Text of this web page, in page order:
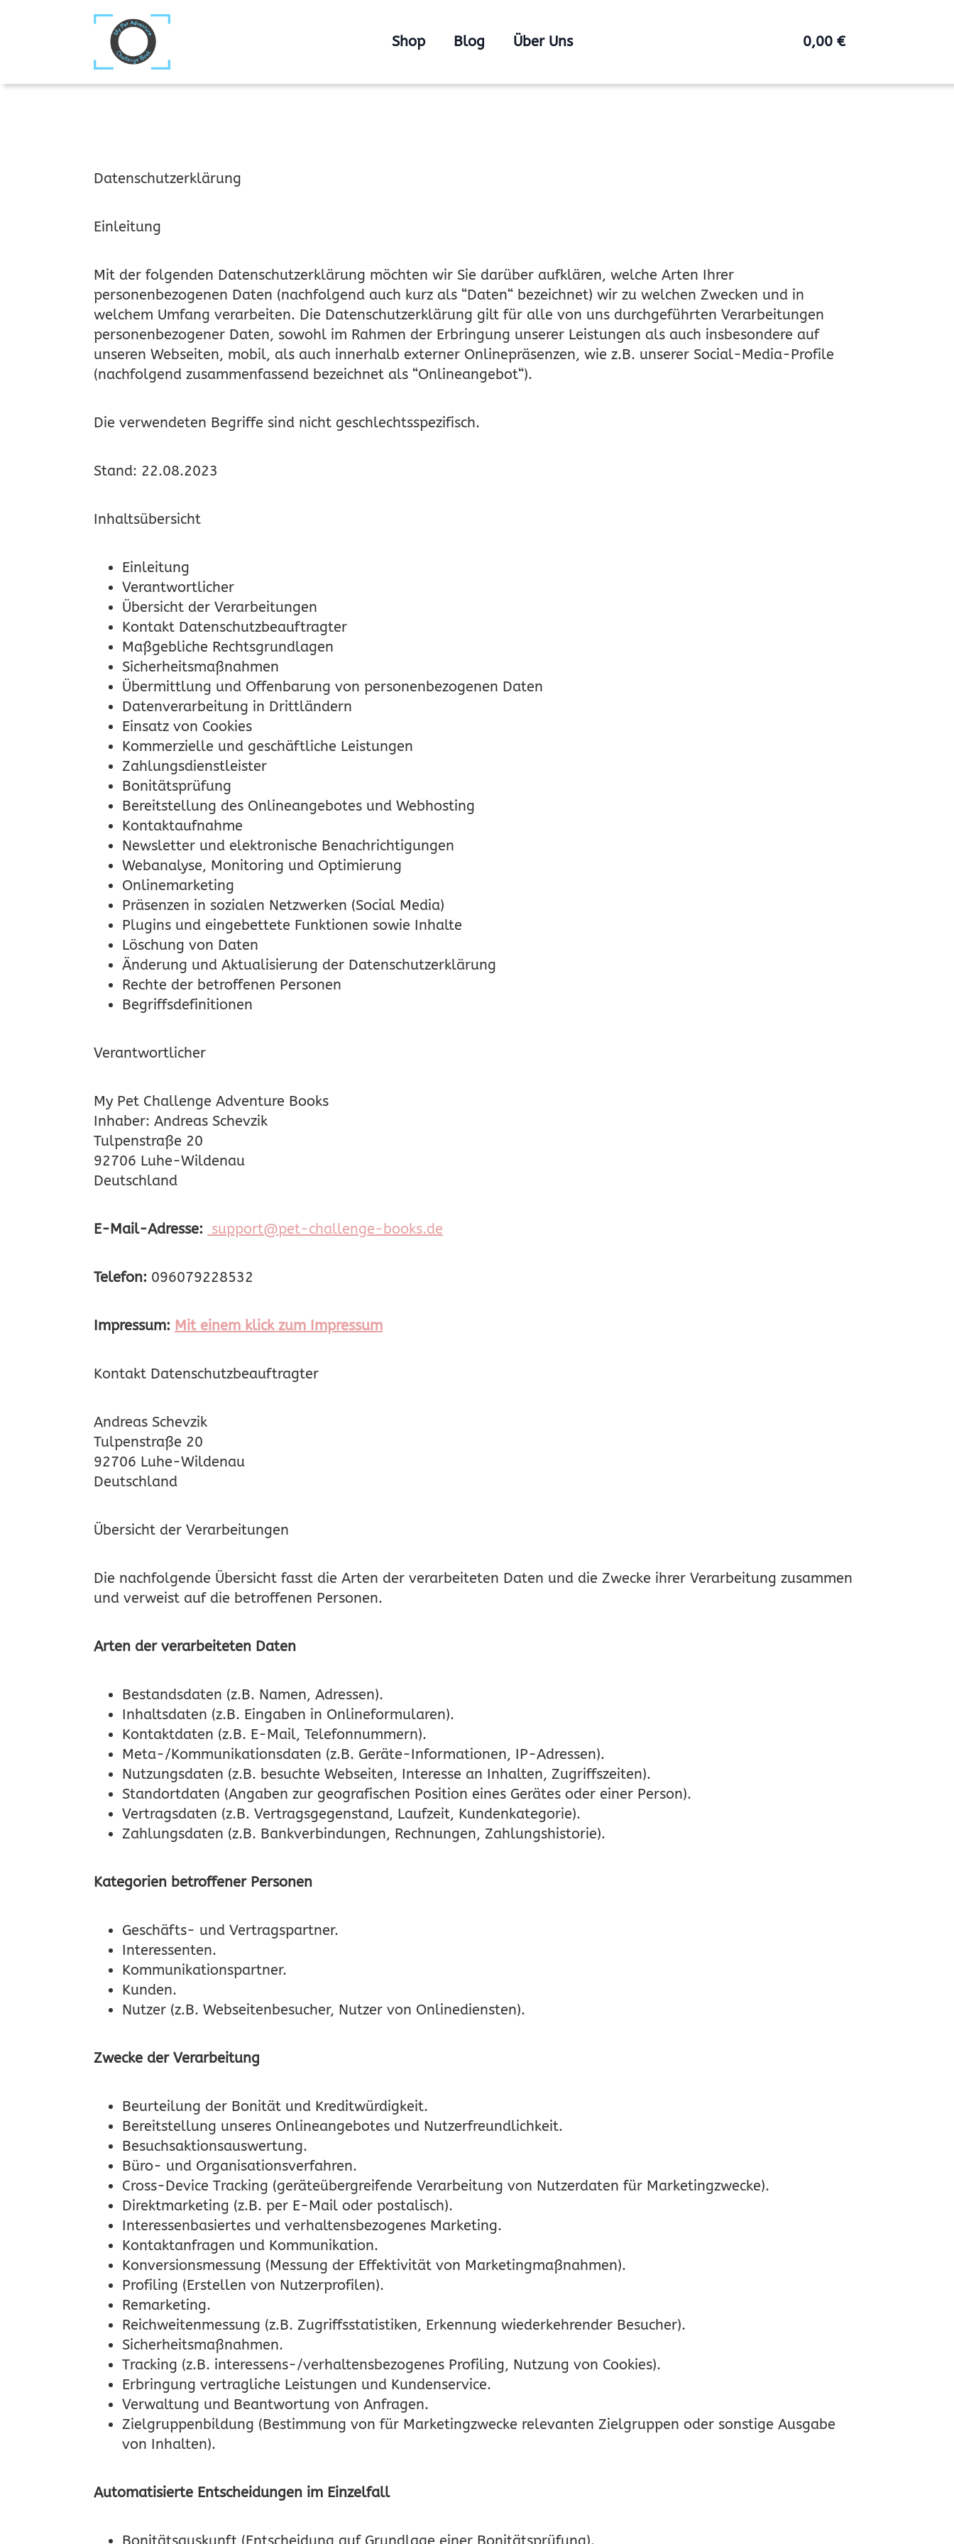
Shop Blog Über Uns 0,00 €
Datenschutzerklärung
Einleitung
Mit der folgenden Datenschutzerklärung möchten wir Sie darüber aufklären, welche Arten Ihrer
personenbezogenen Daten (nachfolgend auch kurz als “Daten“ bezeichnet) wir zu welchen Zwecken und in
welchem Umfang verarbeiten. Die Datenschutzerklärung gilt für alle von uns durchgeführten Verarbeitungen
personenbezogener Daten, sowohl im Rahmen der Erbringung unserer Leistungen als auch insbesondere auf
unseren Webseiten, mobil, als auch innerhalb externer Onlinepräsenzen, wie z.B. unserer Social-Media-Profile
(nachfolgend zusammenfassend bezeichnet als “Onlineangebot“).
Die verwendeten Begriffe sind nicht geschlechtsspezifisch.
Stand: 22.08.2023
Inhaltsübersicht
Einleitung
Verantwortlicher
Übersicht der Verarbeitungen
Kontakt Datenschutzbeauftragter
Maßgebliche Rechtsgrundlagen
Sicherheitsmaßnahmen
Übermittlung und Offenbarung von personenbezogenen Daten
Datenverarbeitung in Drittländern
Einsatz von Cookies
Kommerzielle und geschäftliche Leistungen
Zahlungsdienstleister
Bonitätsprüfung
Bereitstellung des Onlineangebotes und Webhosting
Kontaktaufnahme
Newsletter und elektronische Benachrichtigungen
Webanalyse, Monitoring und Optimierung
Onlinemarketing
Präsenzen in sozialen Netzwerken (Social Media)
Plugins und eingebettete Funktionen sowie Inhalte
Löschung von Daten
Änderung und Aktualisierung der Datenschutzerklärung
Rechte der betroffenen Personen
Begriffsdefinitionen
Verantwortlicher
My Pet Challenge Adventure Books
Inhaber: Andreas Schevzik
Tulpenstraße 20
92706 Luhe-Wildenau
Deutschland
E-Mail-Adresse: support@pet-challenge-books.de
Telefon: 096079228532
Impressum: Mit einem klick zum Impressum
Kontakt Datenschutzbeauftragter
Andreas Schevzik
Tulpenstraße 20
92706 Luhe-Wildenau
Deutschland
Übersicht der Verarbeitungen
Die nachfolgende Übersicht fasst die Arten der verarbeiteten Daten und die Zwecke ihrer Verarbeitung zusammen
und verweist auf die betroffenen Personen.
Arten der verarbeiteten Daten
Bestandsdaten (z.B. Namen, Adressen).
Inhaltsdaten (z.B. Eingaben in Onlineformularen).
Kontaktdaten (z.B. E-Mail, Telefonnummern).
Meta-/Kommunikationsdaten (z.B. Geräte-Informationen, IP-Adressen).
Nutzungsdaten (z.B. besuchte Webseiten, Interesse an Inhalten, Zugriffszeiten).
Standortdaten (Angaben zur geografischen Position eines Gerätes oder einer Person).
Vertragsdaten (z.B. Vertragsgegenstand, Laufzeit, Kundenkategorie).
Zahlungsdaten (z.B. Bankverbindungen, Rechnungen, Zahlungshistorie).
Kategorien betroffener Personen
Geschäfts- und Vertragspartner.
Interessenten.
Kommunikationspartner.
Kunden.
Nutzer (z.B. Webseitenbesucher, Nutzer von Onlinediensten).
Zwecke der Verarbeitung
Beurteilung der Bonität und Kreditwürdigkeit.
Bereitstellung unseres Onlineangebotes und Nutzerfreundlichkeit.
Besuchsaktionsauswertung.
Büro- und Organisationsverfahren.
Cross-Device Tracking (geräteübergreifende Verarbeitung von Nutzerdaten für Marketingzwecke).
Direktmarketing (z.B. per E-Mail oder postalisch).
Interessenbasiertes und verhaltensbezogenes Marketing.
Kontaktanfragen und Kommunikation.
Konversionsmessung (Messung der Effektivität von Marketingmaßnahmen).
Profiling (Erstellen von Nutzerprofilen).
Remarketing.
Reichweitenmessung (z.B. Zugriffsstatistiken, Erkennung wiederkehrender Besucher).
Sicherheitsmaßnahmen.
Tracking (z.B. interessens-/verhaltensbezogenes Profiling, Nutzung von Cookies).
Erbringung vertragliche Leistungen und Kundenservice.
Verwaltung und Beantwortung von Anfragen.
Zielgruppenbildung (Bestimmung von für Marketingzwecke relevanten Zielgruppen oder sonstige Ausgabe
von Inhalten).
Automatisierte Entscheidungen im Einzelfall